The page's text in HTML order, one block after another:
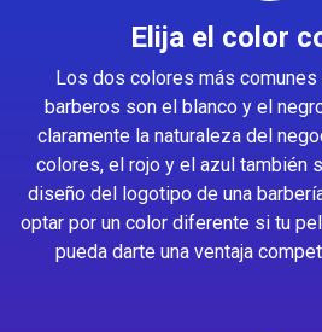
Elija el color
Los dos colores más
barberos son el blanco y el
claramente la naturaleza del
colores, el rojo y el azul también
diseño del logotipo de una
optar por un color diferente si tu
pueda darte una ventaja